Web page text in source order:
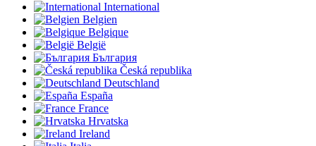
International
Belgien
Belgique
België
България
Česká republika
Deutschland
España
France
Hrvatska
Ireland